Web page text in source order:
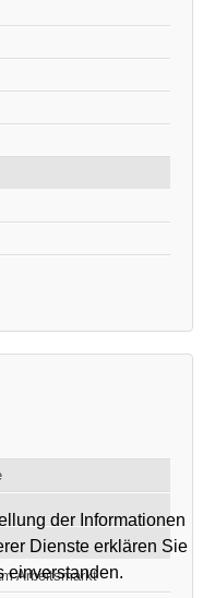
Arbeitsmarkt
der Informationen
Dienste erklären Sie
einverstanden.